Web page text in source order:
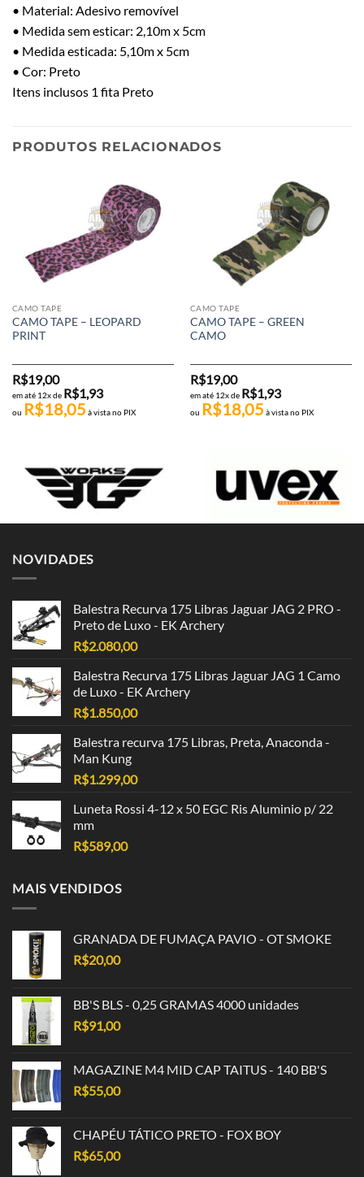
• Material: Adesivo removível
• Medida sem esticar: 2,10m x 5cm
• Medida esticada: 5,10m x 5cm
• Cor: Preto
Itens inclusos 1 fita Preto
PRODUTOS RELACIONADOS
CAMO TAPE
CAMO TAPE – LEOPARD
PRINT
R$19,00
em até 12x de R$1,93
ou R$18,05 à vista no PIX
CAMO TAPE
CAMO TAPE – GREEN
CAMO
R$19,00
em até 12x de R$1,93
ou R$18,05 à vista no PIX
NOVIDADES
Balestra Recurva 175 Libras Jaguar JAG 2 PRO -
Preto de Luxo - EK Archery
R$2.080,00
Balestra Recurva 175 Libras Jaguar JAG 1 Camo
de Luxo - EK Archery
R$1.850,00
Balestra recurva 175 Libras, Preta, Anaconda -
Man Kung
R$1.299,00
Luneta Rossi 4-12 x 50 EGC Ris Aluminio p/ 22
mm
R$589,00
MAIS VENDIDOS
GRANADA DE FUMAÇA PAVIO - OT SMOKE
R$20,00
BB'S BLS - 0,25 GRAMAS 4000 unidades
R$91,00
MAGAZINE M4 MID CAP TAITUS - 140 BB'S
R$55,00
CHAPÉU TÁTICO PRETO - FOX BOY
R$65,00